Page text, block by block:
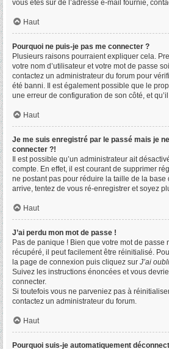
vous êtes sûr de l’adresse e-mail fournie,
Haut
Pourquoi ne puis-je pas me connecter ?
Plusieurs raisons pourraient expliquer cela.
votre nom d’utilisateur et votre mot de passe
contactez un administrateur du forum pour
été banni. Il est également possible que le
une erreur de configuration de son côté, et
Haut
Je me suis enregistré par le passé mais je
connecter ?!
Il est possible qu’un administrateur ait
compte. En effet, il est courant de supprimer
ne postant pas pour réduire la taille de la base
arrive, tentez de vous ré-enregistrer et soyez
Haut
J’ai perdu mon mot de passe !
Pas de panique ! Bien que votre mot de passe
récupéré, il peut facilement être réinitialisé.
la page de connexion puis cliquez sur J’ai
Suivez les instructions énoncées et vous
connecter.
Si toutefois vous ne parveniez pas à
contactez un administrateur du forum.
Haut
Pourquoi suis-je automatiquement